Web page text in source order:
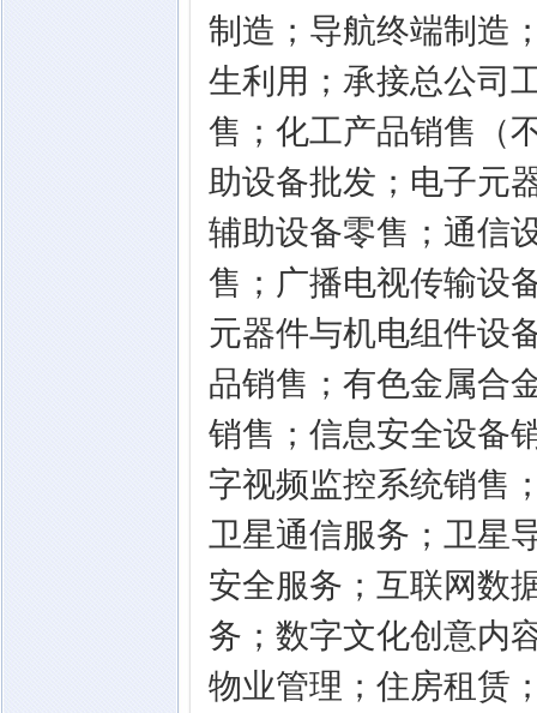
制造；导航终端制造
生利用；承接总公司
售；化工产品销售（
助设备批发；电子元
辅助设备零售；通信
售；广播电视传输设
元器件与机电组件设
品销售；有色金属合
销售；信息安全设备
字视频监控系统销售
卫星通信服务；卫星
安全服务；互联网数
务；数字文化创意内
物业管理；住房租赁